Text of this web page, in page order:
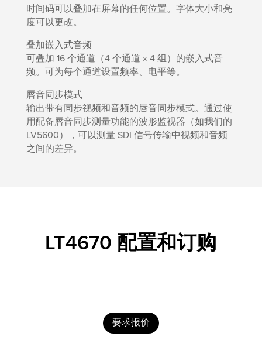
时间码可以叠加在屏幕的任何位置。字体大小和亮
度可以更改。
叠加嵌入式音频
可叠加 16 个通道（4 个通道 x 4 组）的嵌入式音
频。可为每个通道设置频率、电平等。
唇音同步模式
输出带有同步视频和音频的唇音同步模式。通过使
用配备唇音同步测量功能的波形监视器（如我们的
LV5600），可以测量 SDI 信号传输中视频和音频
之间的差异。
LT4670 配置和订购
要求报价